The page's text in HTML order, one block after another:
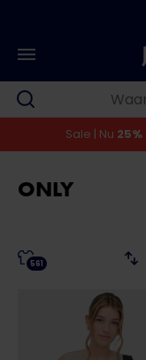
Sale | Nu
ONLY
561